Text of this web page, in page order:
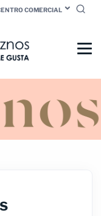
COMERCIAL